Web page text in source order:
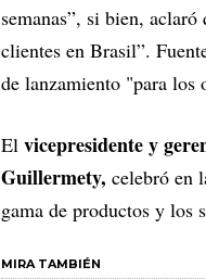
semanas”, si bien,
clientes en Brasil”.
de lanzamiento "para los
El vicepresidente y
Guillermety, celebró en
gama de productos y los
MIRA TAMBIÉN